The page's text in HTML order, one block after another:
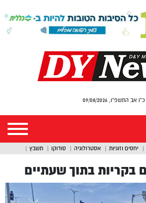
כ"ו אב התשפ"ו, 09/08/2026
יחסים וזוגיות אסטרולוגיה סודוקו תשבץ